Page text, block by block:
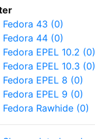
Fedora 43 (0)
Fedora 44 (0)
Fedora EPEL 10.2 (0)
Fedora EPEL 10.3 (0)
Fedora EPEL 8 (0)
Fedora EPEL 9 (0)
Fedora Rawhide (0)